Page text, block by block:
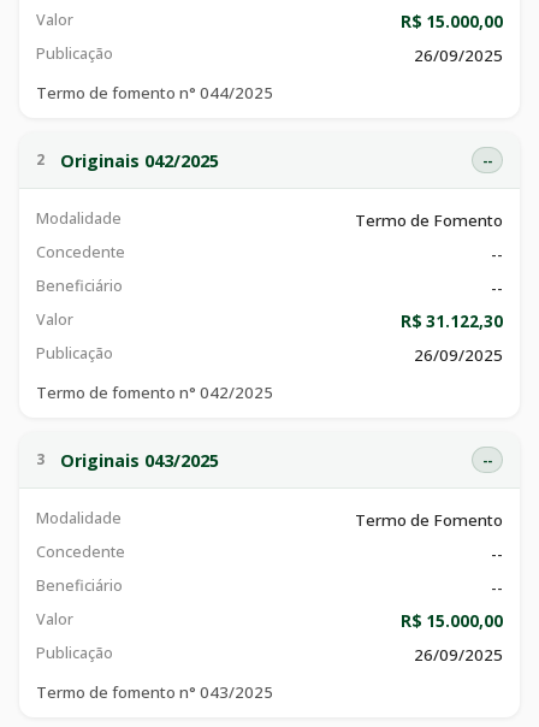
Valor R$ 15.000,00
Publicação
26/09/2025
Termo de fomento n° 044/2025
2 Originais 042/2025 --
Modalidade Termo de Fomento
Concedente --
Beneficiário --
Valor R$ 31.122,30
Publicação
26/09/2025
Termo de fomento n° 042/2025
3 Originais 043/2025 --
Modalidade Termo de Fomento
Concedente --
Beneficiário --
Valor R$ 15.000,00
Publicação
26/09/2025
Termo de fomento n° 043/2025